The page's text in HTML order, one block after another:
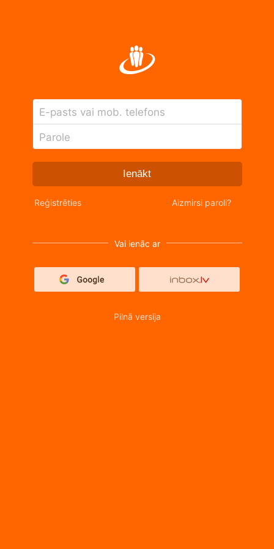
E-pasts vai mob. telefons
Parole
Ienākt
Reģistrēties Aizmirsi paroli?
Vai ienāc ar
Pilnā versija